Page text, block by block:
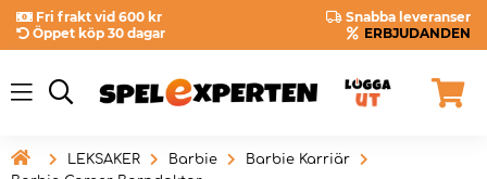
Fri frakt vid 600 kr
Snabba leveranser
Öppet köp 30 dagar
ERBJUDANDEN
 LEKSAKER Barbie
Barbie Karriär